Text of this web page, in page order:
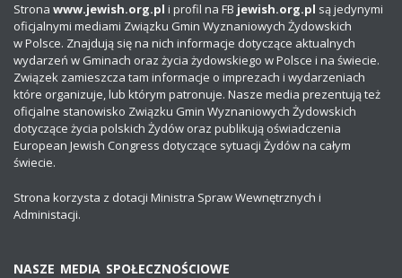
Strona www.jewish.org.pl i profil na FB jewish.org.pl są jedynymi
oficjalnymi mediami Związku Gmin Wyznaniowych Żydowskich
w Polsce. Znajdują się na nich informacje dotyczące aktualnych
wydarzeń w Gminach oraz życia żydowskiego w Polsce i na świecie.
Związek zamieszcza tam informacje o imprezach i wydarzeniach
które organizuje, lub którym patronuje. Nasze media prezentują też
oficjalne stanowisko Związku Gmin Wyznaniowych Żydowskich
dotyczące życia polskich Żydów oraz publikują oświadczenia
European Jewish Congress dotyczące sytuacji Żydów na całym
świecie.
Strona korzysta z dotacji Ministra Spraw Wewnętrznych i
Administacji.
NASZE MEDIA SPOŁECZNOŚCIOWE